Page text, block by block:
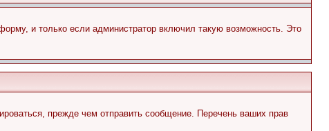
и только если администратор включил такую возможность. Это
прежде чем отправить сообщение. Перечень ваших прав